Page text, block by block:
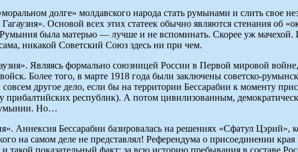
долге» молдавского народа стать румынами и слить свое
Основой всех этих статеек обычно являются стенания об
была матерью — лучше и не вспоминать. Скорее уж мачехой.
никакой Советский Союз здесь ни при чем.
Являясь формально союзницей России в Первой мировой
Более того, в марте 1918 года были заключены советско-
другое дело, если бы на территории Бессарабии к моменту
прибалтийских республик). А потом цивилизованным,
Румынии. Но…
Аннексия Бессарабии базировалась на решениях «Сфатул Цэрий»,
на самом деле не представлял! Референдума о присоединении
и такой показательный факт: за всю историю пребывания в составе